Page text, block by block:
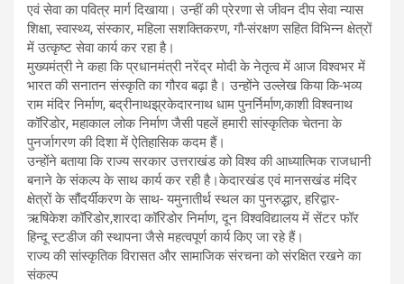
एवं सेवा का पवित्र मार्ग दिखाया। उन्हीं की प्रेरणा से जीवन दीप सेवा न्यास
शिक्षा, स्वास्थ्य, संस्कार, महिला सशक्तिकरण, गौ-संरक्षण सहित विभिन्न क्षेत्रों
में उत्कृष्ट सेवा कार्य कर रहा है।
मुख्यमंत्री ने कहा कि प्रधानमंत्री नरेंद्र मोदी के नेतृत्व में आज विश्वभर में
भारत की सनातन संस्कृति का गौरव बढ़ा है। उन्होंने उल्लेख किया कि-भव्य
राम मंदिर निर्माण, बद्रीनाथझ्रकेदारनाथ धाम पुनर्निर्माण,काशी विश्वनाथ
कॉरिडोर, महाकाल लोक निर्माण जैसी पहलें हमारी सांस्कृतिक चेतना के
पुनर्जागरण की दिशा में ऐतिहासिक कदम हैं।
उन्होंने बताया कि राज्य सरकार उत्तराखंड को विश्व की आध्यात्मिक राजधानी
बनाने के संकल्प के साथ कार्य कर रही है।केदारखंड एवं मानसखंड मंदिर
क्षेत्रों के सौंदर्यीकरण के साथ- यमुनातीर्थ स्थल का पुनरुद्धार, हरिद्वार-
ऋषिकेश कॉरिडोर,शारदा कॉरिडोर निर्माण, दून विश्वविद्यालय में सेंटर फॉर
हिन्दू स्टडीज की स्थापना जैसे महत्वपूर्ण कार्य किए जा रहे हैं।
राज्य की सांस्कृतिक विरासत और सामाजिक संरचना को संरक्षित रखने का
संकल्प